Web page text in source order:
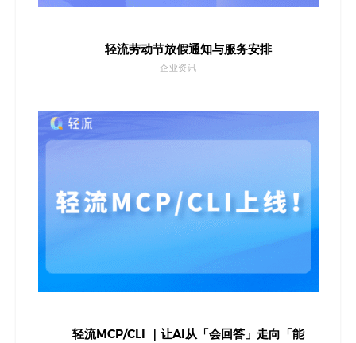
轻流劳动节放假通知与服务安排
企业资讯
轻流MCP/CLI ｜让AI从「会回答」走向「能